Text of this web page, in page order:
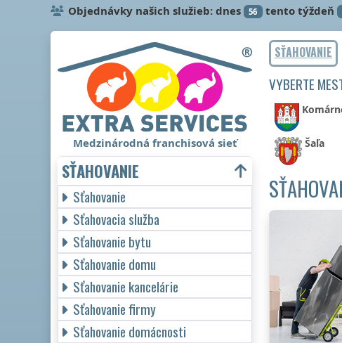
Objednávky našich služieb: dnes 56 tento týždeň
SŤAHOVANIE
VYBERTE
Šaľa
Medzinárodná franchisová sieť
SŤAHOVANIE
Sťahovanie
Sťahovacia služba
Sťahovanie bytu
Sťahovanie domu
Sťahovanie kancelárie
Sťahovanie firmy
Sťahovanie domácnosti